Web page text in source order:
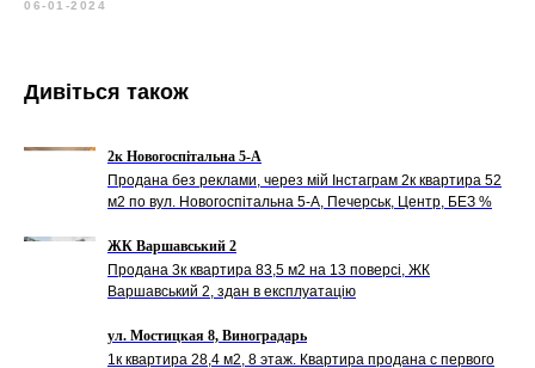
06-01-2024
Дивіться також
2к Новогоспітальна 5-А
Продана без реклами, через мій Інстаграм 2к квартира 52
м2 по вул. Новогоспітальна 5-А, Печерськ, Центр, БЕЗ %
ЖК Варшавський 2
Продана 3к квартира 83,5 м2 на 13 поверсі, ЖК
Варшавський 2, здан в експлуатацію
ул. Мостицкая 8, Виноградарь
1к квартира 28,4 м2, 8 этаж. Квартира продана с первого